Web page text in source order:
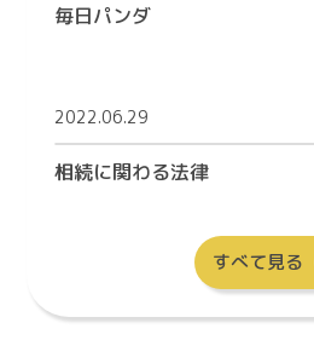
毎日パンダ
2022.06.29
相続に関わる法律
すべて見る